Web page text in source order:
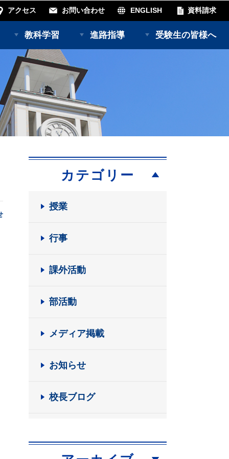
アクセス お問い合わせ ENGLISH 資料請求
教科学習 進路指導 受験生の皆様へ
カテゴリー
授業
行事
課外活動
部活動
メディア掲載
お知らせ
校長ブログ